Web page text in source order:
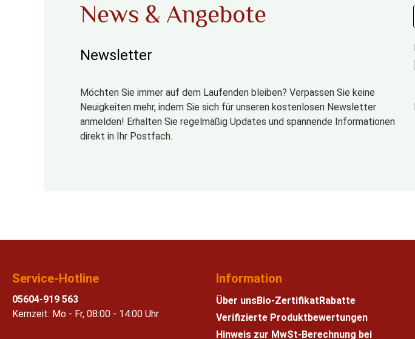
News & Angebote
Newsletter
Möchten Sie immer auf dem Laufenden bleiben? Verpassen Sie keine
Neuigkeiten mehr, indem Sie sich für unseren kostenlosen Newsletter
anmelden! Erhalten Sie regelmäßig Updates und spannende Informationen
direkt in Ihr Postfach.
Service-Hotline
05604-919 563
Kernzeit: Mo - Fr, 08:00 - 14:00 Uhr
Information
Über unsBio-Zertifikat Rabatte
Verifizierte Produktbewertungen
Hinweis zur MwSt-Berechnung bei